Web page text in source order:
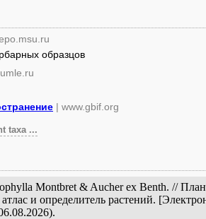
образцов
| www.gbif.org
taxa ...
Montbret & Aucher ex Benth. //
и определитель растений.